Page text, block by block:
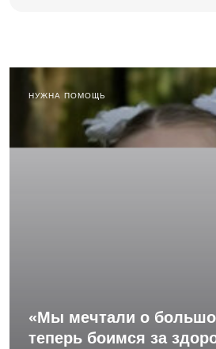
НУЖНА ПОМОЩЬ
«Мы мечтали о
теперь боимся за